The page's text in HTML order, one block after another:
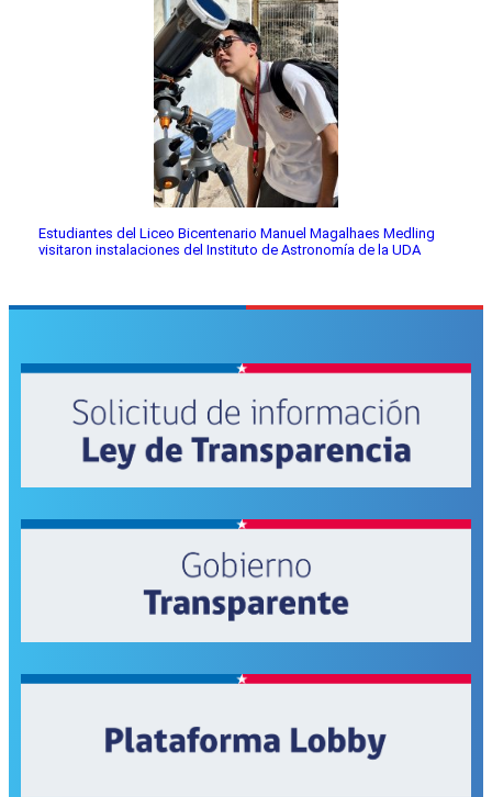
Estudiantes del Liceo Bicentenario Manuel Magalhaes Medling
visitaron instalaciones del Instituto de Astronomía de la UDA